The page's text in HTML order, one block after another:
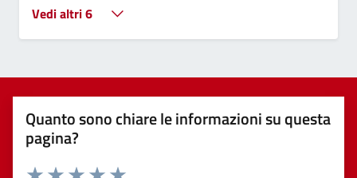
Vedi altri 6
Quanto sono chiare le informazioni su questa
pagina?